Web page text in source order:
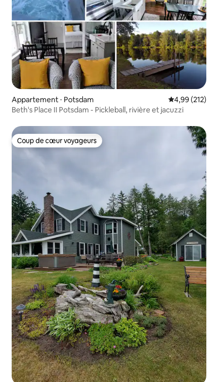
Appartement ⋅ Potsdam Évaluation
4,99 (212)
Beth's Place II Potsdam - Pickleball, rivière et jacuzzi
Coup de cœur voyageurs
Coup de cœur voyageurs